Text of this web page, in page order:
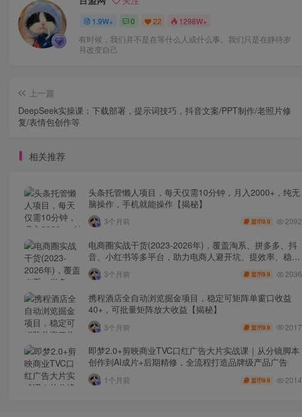
1.9W+ 0 22 1298W+
有时候，我们并不是在等什么人或什么事。我们只是在静待岁
月改变自己
上一篇
DeepSeek实操课：下载部署，提示词技巧，抖音文案/PPT制作/老照片修
复/表情包创作等
相关推荐
头条托管懒人项目，每天仅需10分钟，月入2000+，纯无
脑操作，手机就能操作【揭秘】
3个月前 盟币9.9 2092
电商圈实战干货(2023-2026年)，覆盖淘系、拼多多、抖
音、小红书等多平台，助力电商人避开坑、提效率、稳盈
利(更新4月)
3个月前 盟币9.9 2036
携程酒店全自动浏览掘金项目，稳定可矩阵单窗口收益
40+，可批量矩阵放大收益【揭秘】
3个月前 盟币9.9 2017
即梦2.0+剪映商业TVC口红广告大片实战课｜从分镜脚本
创作到AI成片+后期精修，全流程打造品牌级产品广告
1个月前 盟币9.9 2014